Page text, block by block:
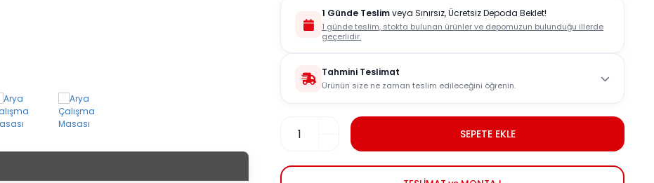
1 Günde Teslimveya Sınırsız, Ücretsiz Depoda Beklet!
1 günde teslim, stokta bulunan ürünler ve depomuzun bulunduğu illerde
geçerlidir.
Tahmini Teslimat
Ürünün size ne zaman teslim edileceğini öğrenin.
SEPETE EKLE